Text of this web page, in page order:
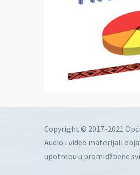
Copyright © 2017-2021
Audio i video materijali
upotrebu u promidžbene